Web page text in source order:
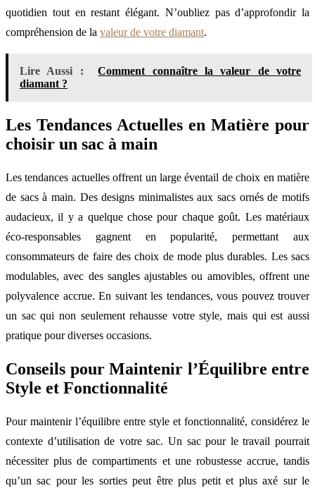
quotidien tout en restant élégant. N’oubliez pas d’approfondir la
compréhension de la valeur de votre diamant.
Lire Aussi :
Comment connaître la valeur de votre
diamant ?
Les Tendances Actuelles en Matière pour
choisir un sac à main
Les tendances actuelles offrent un large éventail de choix en matière
de sacs à main. Des designs minimalistes aux sacs ornés de motifs
audacieux, il y a quelque chose pour chaque goût. Les matériaux
éco-responsables gagnent en popularité, permettant aux
consommateurs de faire des choix de mode plus durables. Les sacs
modulables, avec des sangles ajustables ou amovibles, offrent une
polyvalence accrue. En suivant les tendances, vous pouvez trouver
un sac qui non seulement rehausse votre style, mais qui est aussi
pratique pour diverses occasions.
Conseils pour Maintenir l’Équilibre entre
Style et Fonctionnalité
Pour maintenir l’équilibre entre style et fonctionnalité, considérez le
contexte d’utilisation de votre sac. Un sac pour le travail pourrait
nécessiter plus de compartiments et une robustesse accrue, tandis
qu’un sac pour les sorties peut être plus petit et plus axé sur le